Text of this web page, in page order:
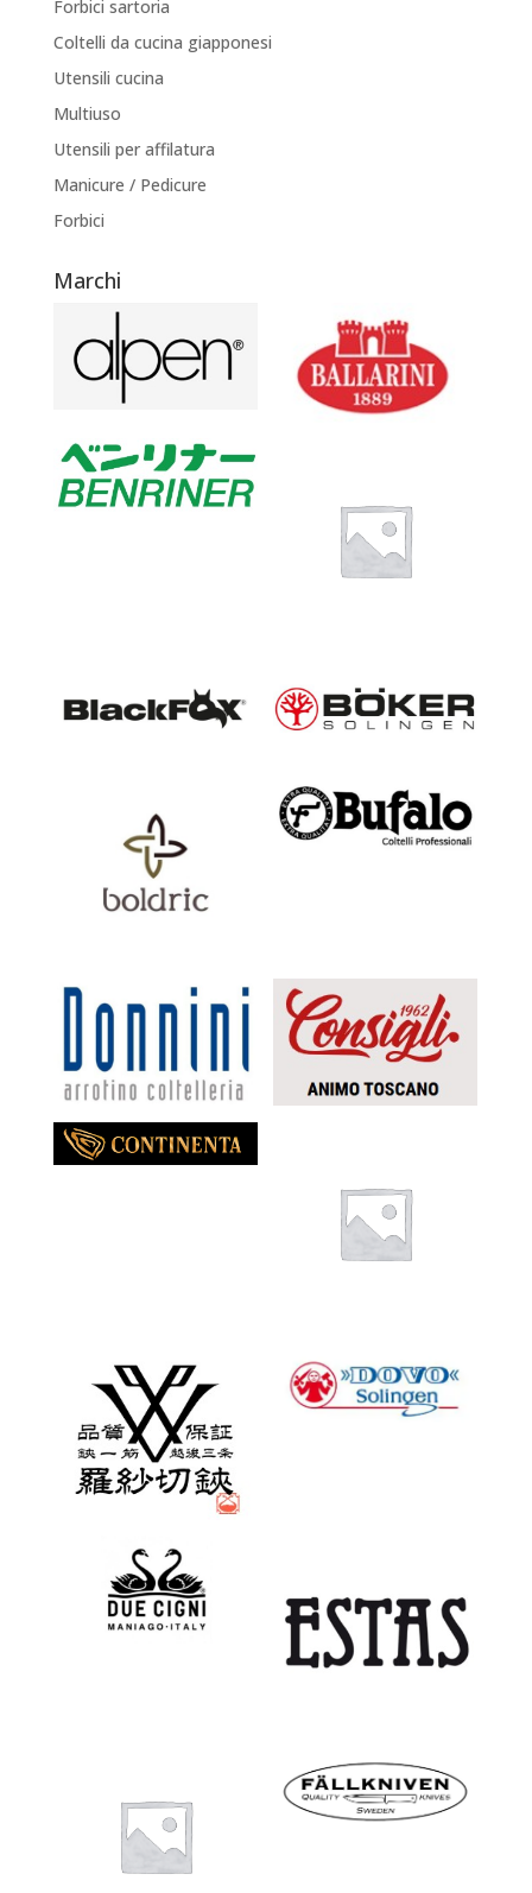
Forbici sartoria
Coltelli da cucina giapponesi
Utensili cucina
Multiuso
Utensili per affilatura
Manicure / Pedicure
Forbici
Marchi